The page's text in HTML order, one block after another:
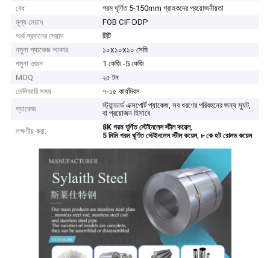
বেধ
গরম ঘূর্ণিত 5-150mm গ্রাহকদের প্রয়োজনীয়তা
মূল্য মেয়াদ
FOB CIF DDP
অর্থ প্রদানের মেয়াদ
টিটি
নমুনা প্যাকেজ আকার
১০x১০x১০ সেমি
নমুনা ওজন
1 কেজি -5 কেজি
MOQ
২৫ টন
ডেলিভারি সময়
৭-১৫ কার্যদিবস
প্যাকেজ
স্ট্যান্ডার্ড এক্সপোর্ট প্যাকেজ, সব ধরণের পরিবহনের জন্য স্যুট,
বা প্রয়োজন হিসাবে
লক্ষণীয় করা:
8K গরম ঘূর্ণিত স্টেইনলেস স্টীল কয়েল,
5 মিমি গরম ঘূর্ণিত স্টেইনলেস স্টীল কয়েল,৮ কে হট রোলড কয়েল